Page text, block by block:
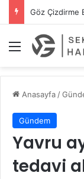
Menü
Anasayfa/
Gündem
Yavru
tedavi